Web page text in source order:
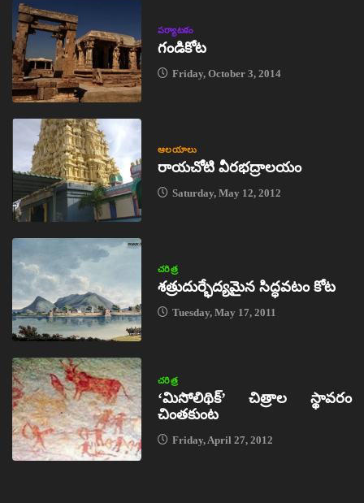
పర్యాటకం
గండికోట
Friday, October 3, 2014
ఆలయాలు
రాయచోటి వీరభద్రాలయం
Saturday, May 12, 2012
చరిత్ర
శత్రుదుర్భేద్యమైన సిద్ధవటం కోట
Tuesday, May 17, 2011
చరిత్ర
‘మిసోలిథిక్‌’ చిత్రాల స్థావరం
చింతకుంట
Friday, April 27, 2012